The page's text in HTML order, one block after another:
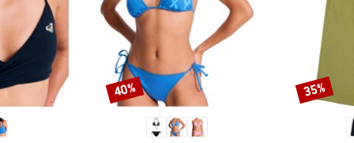
Rabatt
40% Rabatt
35%